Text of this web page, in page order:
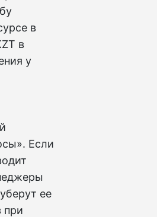
в
в
у
Если
ее
при